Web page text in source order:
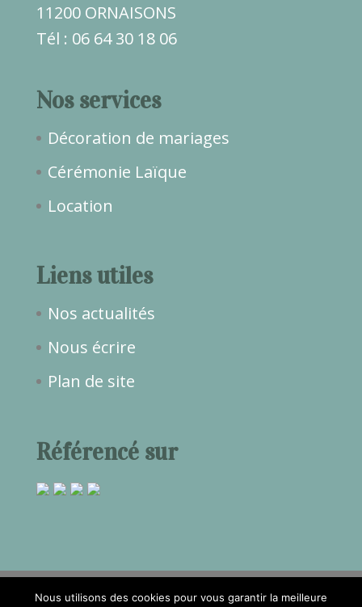
11200 ORNAISONS
Tél : 06 64 30 18 06
Nos services
Décoration de mariages
Cérémonie Laïque
Location
Liens utiles
Nos actualités
Nous écrire
Plan de site
Référencé sur
Nous utilisons des cookies pour vous garantir la meilleure